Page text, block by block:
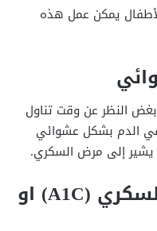
يمكن عمل هذه
النظر عن وقت تناول
الدم بشكل عشوائي
اختبار الهيموغلوبين السكري (A1C) او